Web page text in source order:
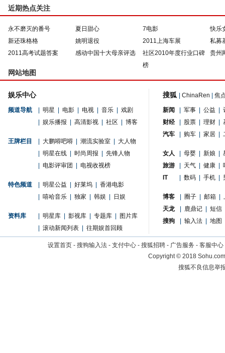
近期热点关注
永不磨灭的番号 夏日甜心 7电影
快乐
新还珠格格
姚明退役 2011上海车展
私募
2011高考试题答案
感动中国十大母亲评选
社区2010年度行业口碑
榜
贵州
网站地图
娱乐中心
频道导航 明星 电影 电视 音乐
戏剧
娱乐播报 高清影视 社区 博客
王牌栏目 大鹏嘚吧嘚 潮流实验室
大人物
明星在线 时尚周报
先锋人物
电影评审团 电视收视榜
特色频道 明星公益 好莱坞
香港电影
嘻哈音乐 独家 韩娱 日娱
资料库 明星库 影视库 专题库
图片库
滚动新闻列表 往期娱首回顾
搜狐 ChinaRen 焦
新闻 军事 公益
财经
股票 理财
汽车
购车 家居
女人 母婴 新娘
旅游
天气 健康
IT
数码 手机
博客 圈子 邮箱
天龙
鹿鼎记
短信
搜狗
输入法 地图
设置首页 - 搜狗输入法 - 支付中心 - 搜狐招聘 - 广告服务 - 客服中心
Copyright©2018
搜狐不良信息举